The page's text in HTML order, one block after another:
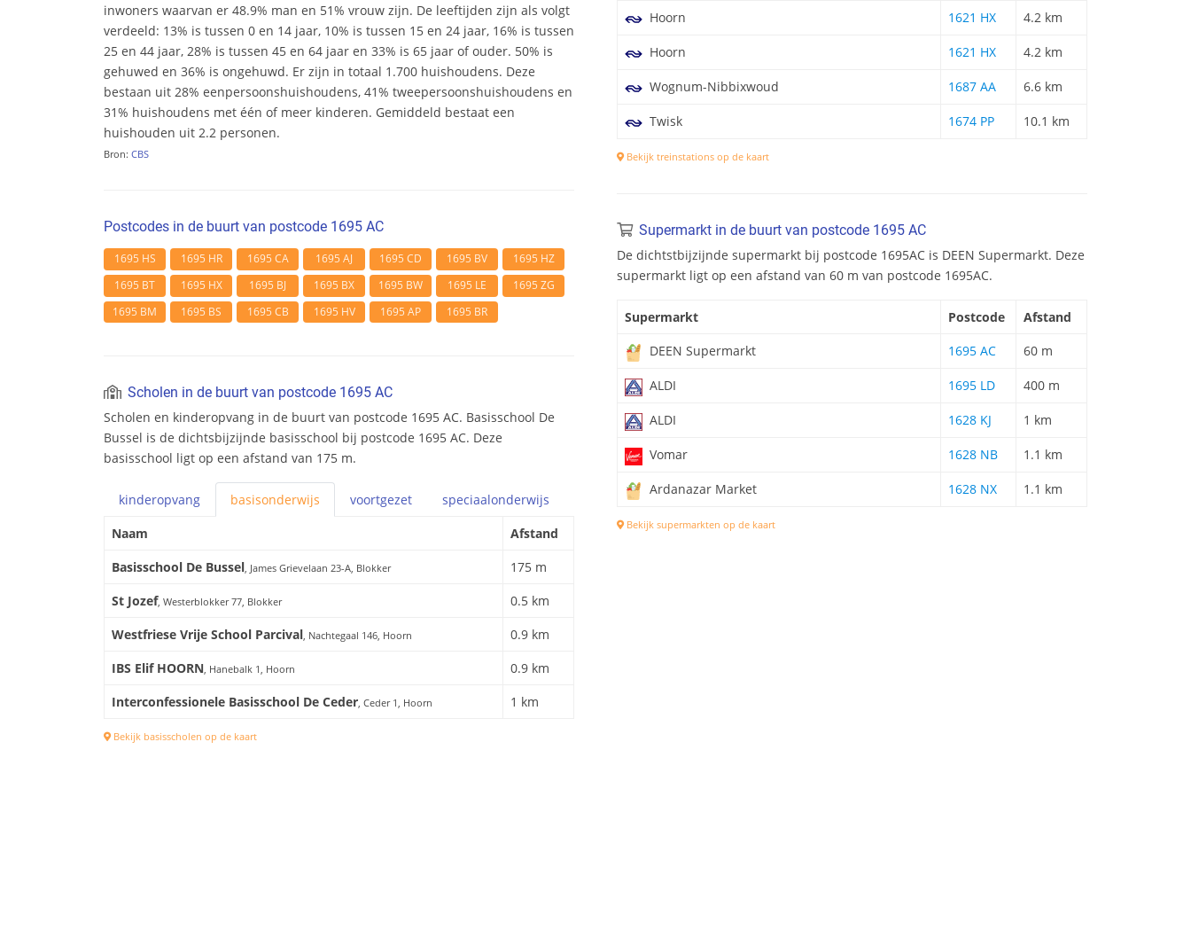
inwoners waarvan er 48.9% man en 51% vrouw zijn. De leeftijden zijn als volgt
verdeeld: 13% is tussen 0 en 14 jaar, 10% is tussen 15 en 24 jaar, 16% is tussen
25 en 44 jaar, 28% is tussen 45 en 64 jaar en 33% is 65 jaar of ouder. 50% is
gehuwed en 36% is ongehuwd. Er zijn in totaal 1.700 huishoudens. Deze
bestaan uit 28% eenpersoonshuishoudens, 41% tweepersoonshuishoudens en
31% huishoudens met één of meer kinderen. Gemiddeld bestaat een
huishouden uit 2.2 personen.
Bron: CBS
Postcodes in de buurt van postcode 1695 AC
1695 HS 1695 HR 1695 CA 1695 AJ 1695 CD 1695 BV
1695 HZ
1695 BT
1695 HX 1695 BJ 1695 BX 1695 BW 1695 LE
1695 ZG
1695 BM
1695 BS 1695 CB 1695 HV 1695 AP 1695 BR
Scholen in de buurt van postcode 1695 AC
Scholen en kinderopvang in de buurt van postcode 1695 AC. Basisschool De
Bussel is de dichtsbijzijnde basisschool bij postcode 1695 AC. Deze
basisschool ligt op een afstand van 175 m.
kinderopvang basisonderwijs voortgezet speciaalonderwijs
Naam
Afstand
Basisschool De Bussel, James Grievelaan 23-A, Blokker
175 m
St Jozef, Westerblokker 77, Blokker
0.5 km
Westfriese Vrije School Parcival, Nachtegaal 146, Hoorn
0.9 km
IBS Elif HOORN, Hanebalk 1, Hoorn
0.9 km
Interconfessionele Basisschool De Ceder, Ceder 1, Hoorn 1 km
Bekijk basisscholen op de kaart
Hoorn 1621 HX 4.2 km
Hoorn 1621 HX 4.2 km
Wognum-Nibbixwoud 1687 AA 6.6 km
Twisk 1674 PP 10.1 km
Bekijk treinstations op de kaart
Supermarkt in de buurt van postcode 1695 AC
De dichtstbijzijnde supermarkt bij postcode 1695AC is DEEN Supermarkt. Deze
supermarkt ligt op een afstand van 60 m van postcode 1695AC.
Supermarkt Postcode
Afstand
DEEN Supermarkt
1695 AC 60 m
ALDI 1695 LD 400 m
ALDI 1628 KJ 1 km
Vomar 1628 NB 1.1 km
Ardanazar Market 1628 NX 1.1 km
Bekijk supermarkten op de kaart